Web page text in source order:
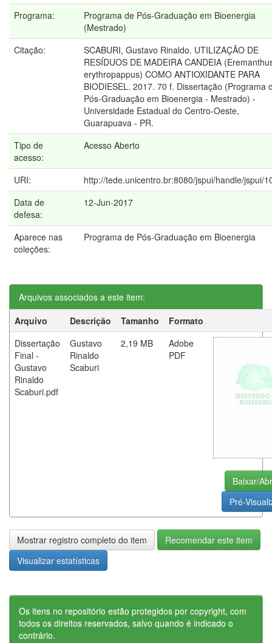
Programa:
Programa de Pós-Graduação em Bioenergia
(Mestrado)
Citação:
SCABURI, Gustavo Rinaldo. UTILIZAÇÃO DE
RESÍDUOS DE MADEIRA CANDEIA
erythropappus) COMO ANTIOXIDANTE PARA
BIODIESEL. 2017. 70 f. Dissertação (Programa
Pós-Graduação em Bioenergia - Mestrado) -
Universidade Estadual do Centro-Oeste,
Guarapuava - PR.
Tipo de
acesso:
Acesso Aberto
URI:
http://tede.unicentro.br:8080/jspui/handle/jspui/
Data de
defesa:
12-Jun-2017
Aparece nas
coleções:
Programa de Pós-Graduação em Bioenergia
Arquivos associados a este item:
Arquivo
Descrição Tamanho
Formato
Dissertação
Final -
Gustavo
Rinaldo
Scaburi.pdf
Gustavo
Rinaldo
Scaburi
2,19 MB
Adobe
PDF
Baixar/
Pré-
Mostrar registro completo do item
Recomendar este item
Visualizar estatísticas
Os itens no repositório estão protegidos por copyright, com
todos os direitos reservados, salvo quando é indicado o
contrário.